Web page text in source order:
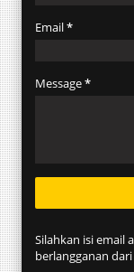
Email*
Message*
Silahkan isi email
berlangganan